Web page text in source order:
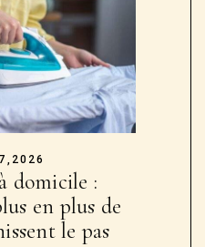
domicile :
en plus de
le pas